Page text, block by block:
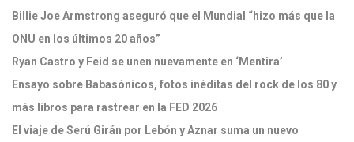
Billie Joe Armstrong aseguró que el Mundial “hizo más que la
ONU en los últimos 20 años”
Ryan Castro y Feid se unen nuevamente en ‘Mentira’
Ensayo sobre Babasónicos, fotos inéditas del rock de los 80 y
más libros para rastrear en la FED 2026
El viaje de Serú Girán por Lebón y Aznar suma un nuevo